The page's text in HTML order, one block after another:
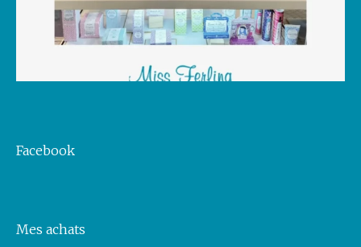
Facebook
Mes achats